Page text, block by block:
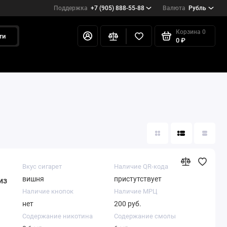
Поддержка +7 (905) 888-55-88 Валюта Рубль
Корзина 0
0 ₽
Вкус сигарет
вишня
Наличие QR-кода
пристутствует
Наличие кнопок
нет
Наличие МРЦ
200 руб.
Содержание никотина Содержание смолы